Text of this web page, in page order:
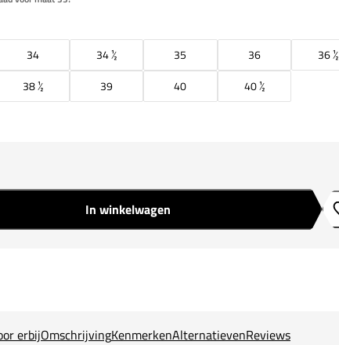
34 34 ½ 35 36
36 ½
38 ½ 39 40 40 ½
In winkelwagen
erbijOmschrijvingKenmerkenAlternatievenReviews